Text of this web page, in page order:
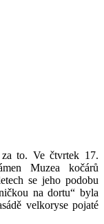
to. Ve čtvrtek 17.
Muzea kočárů
se jeho podobu
na dortu“ byla
velkoryse pojaté